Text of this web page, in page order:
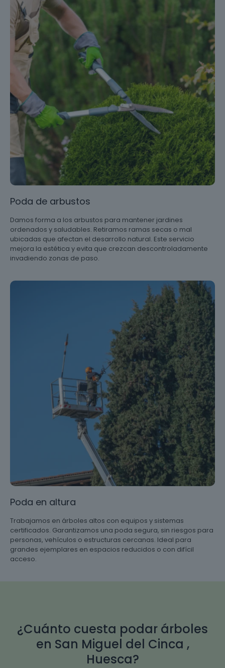
Poda de arbustos
Damos forma a los arbustos para mantener jardines
ordenados y saludables. Retiramos ramas secas o mal
ubicadas que afectan el desarrollo natural. Este servicio
mejora la estética y evita que crezcan descontroladamente
invadiendo zonas de paso.
Poda en altura
Trabajamos en árboles altos con equipos y sistemas
certificados. Garantizamos una poda segura, sin riesgos para
personas, vehículos o estructuras cercanas. Ideal para
grandes ejemplares en espacios reducidos o con difícil
acceso.
¿Cuánto cuesta podar árboles
en San Miguel del Cinca ,
Huesca?